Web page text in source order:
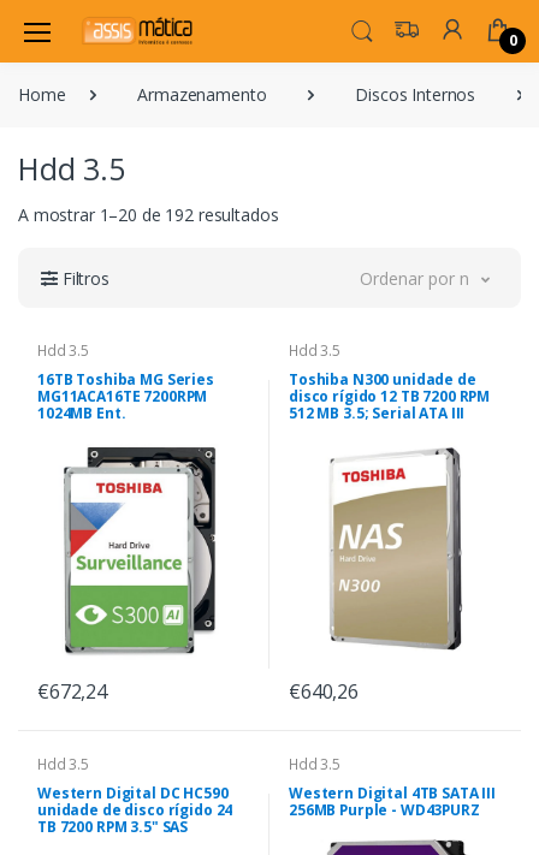
0
Home Armazenamento Discos Internos
Hdd 3.5
A mostrar 1–20 de 192 resultados
Filtros Ordenar por novidade
Hdd 3.5
16TB Toshiba MG Series
MG11ACA16TE 7200RPM
1024MB Ent.
€672,24
Hdd 3.5
Toshiba N300 unidade de
disco rígido 12 TB 7200 RPM
512 MB 3.5; Serial ATA III
€640,26
Hdd 3.5
Western Digital DC HC590
unidade de disco rígido 24
TB 7200 RPM 3.5" SAS
Hdd 3.5
Western Digital 4TB SATA III
256MB Purple - WD43PURZ